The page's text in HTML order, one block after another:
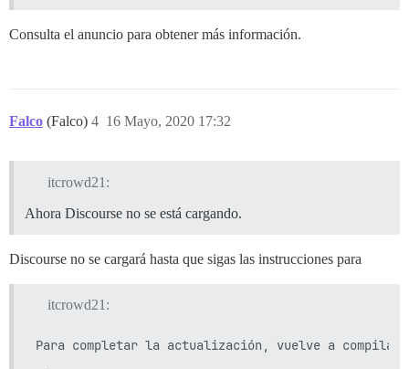
Consulta el anuncio para obtener más información.
Falco (Falco) 16 Mayo, 2020 17:32
4
itcrowd21:
Ahora Discourse no se está cargando.
Discourse no se cargará hasta que sigas las instrucciones para
itcrowd21:
Para completar la actualización, vuelve a compilar